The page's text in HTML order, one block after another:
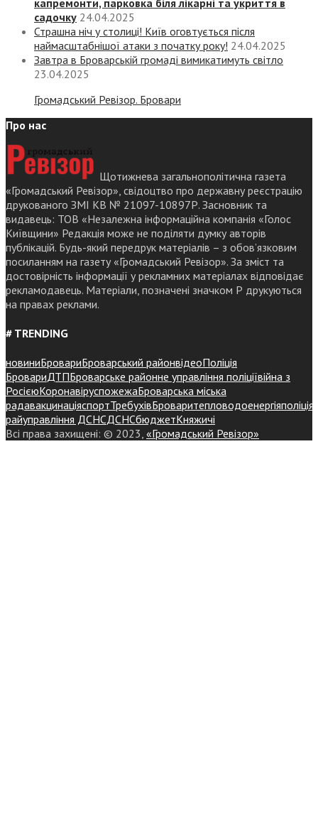
садочку 24.04.2025
Страшна ніч у столиці! Київ оговтується після
наймасштабнішої атаки з початку року! 24.04.2025
Завтра в Броварській громаді вимикатимуть світло
23.04.2025
Громадський Ревізор. Бровари
Про нас
Щотижнева загальнополітична газета
«Громадський Ревізор», свідоцтво про державну реєстрацію
друкованого ЗМІ КВ № 21097-10897Р. Засновник та
видавець: ТОВ «Незалежна інформаційна компанія «Голос
Київщини» Редакція може не поділяти думку авторів
публікацій. Будь-який передрук матеріалів – з обов’язковим
посиланням на газету «Громадський Ревізор». За зміст та
достовірність інформації у рекламних матеріалах відповідає
рекламодавець. Матеріали, позначені значком Р друкуються
на правах реклами.
# TRENDING
новиниБровариБроварський районвідеоПоліція
БровариДТПБроварське районне управління поліціївійна з
РосієюКоронавіруспожежаБроварська міська
радавакцинаціяспортТребухівБроваритепловодоенергіяполіція
райуправління ДСНСДСНСбюджетКняжичі
Всі права захищені: © 2023, «Громадський Ревізор»